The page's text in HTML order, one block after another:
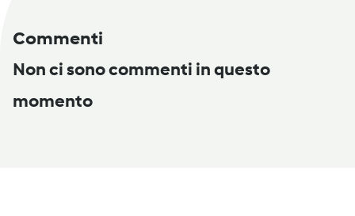
Commenti
Non ci sono commenti in questo
momento